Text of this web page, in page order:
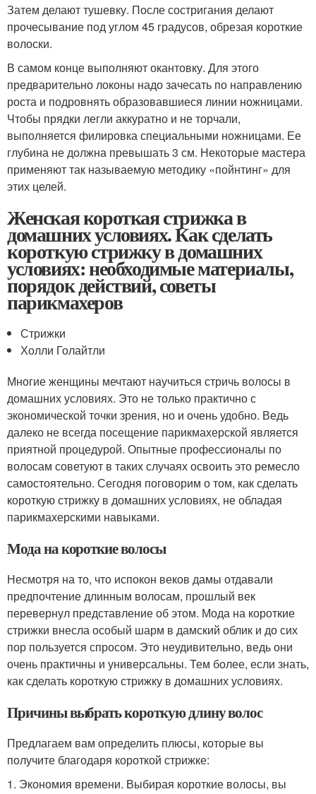
Затем делают тушевку. После состригания делают
прочесывание под углом 45 градусов, обрезая короткие
волоски.
В самом конце выполняют окантовку. Для этого
предварительно локоны надо зачесать по направлению
роста и подровнять образовавшиеся линии ножницами.
Чтобы прядки легли аккуратно и не торчали,
выполняется филировка специальными ножницами. Ее
глубина не должна превышать 3 см. Некоторые мастера
применяют так называемую методику «пойнтинг» для
этих целей.
Женская короткая стрижка в
домашних условиях. Как сделать
короткую стрижку в домашних
условиях: необходимые материалы,
порядок действий, советы
парикмахеров
Стрижки
Холли Голайтли
Многие женщины мечтают научиться стричь волосы в
домашних условиях. Это не только практично с
экономической точки зрения, но и очень удобно. Ведь
далеко не всегда посещение парикмахерской является
приятной процедурой. Опытные профессионалы по
волосам советуют в таких случаях освоить это ремесло
самостоятельно. Сегодня поговорим о том, как сделать
короткую стрижку в домашних условиях, не обладая
парикмахерскими навыками.
Мода на короткие волосы
Несмотря на то, что испокон веков дамы отдавали
предпочтение длинным волосам, прошлый век
перевернул представление об этом. Мода на короткие
стрижки внесла особый шарм в дамский облик и до сих
пор пользуется спросом. Это неудивительно, ведь они
очень практичны и универсальны. Тем более, если знать,
как сделать короткую стрижку в домашних условиях.
Причины выбрать короткую длину волос
Предлагаем вам определить плюсы, которые вы
получите благодаря короткой стрижке:
1. Экономия времени. Выбирая короткие волосы, вы